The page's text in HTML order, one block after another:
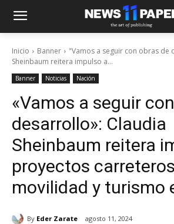
Inicio Banner
"Vamos a seguir con obras de
Sheinbaum reitera impulso a...
Banner Noticias Nación
«Vamos a seguir
desarrollo»: Claudia
Sheinbaum reitera
proyectos
movilidad y turismo
By Eder Zarate agosto 11, 2024